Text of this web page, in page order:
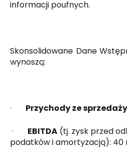
informacji poufnych.
Skonsolidowane Dane
wynoszą:
· Przychody ze
· EBITDA (tj. zysk przed
podatków i amortyzacją): 40